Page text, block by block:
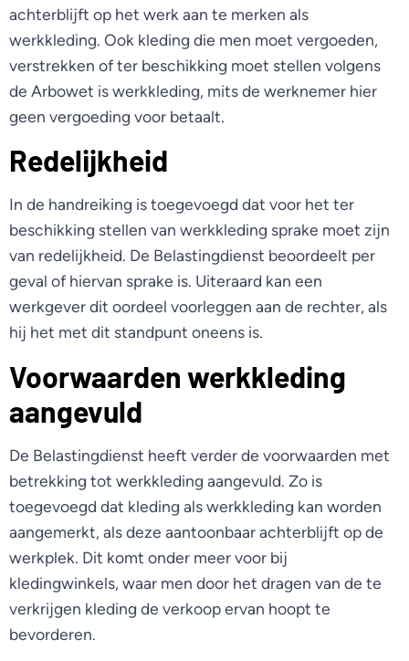
achterblijft op het werk aan te merken als
werkkleding. Ook kleding die men moet vergoeden,
verstrekken of ter beschikking moet stellen volgens
de Arbowet is werkkleding, mits de werknemer hier
geen vergoeding voor betaalt.
Redelijkheid
In de handreiking is toegevoegd dat voor het ter
beschikking stellen van werkkleding sprake moet zijn
van redelijkheid. De Belastingdienst beoordeelt per
geval of hiervan sprake is. Uiteraard kan een
werkgever dit oordeel voorleggen aan de rechter, als
hij het met dit standpunt oneens is.
Voorwaarden werkkleding
aangevuld
De Belastingdienst heeft verder de voorwaarden met
betrekking tot werkkleding aangevuld. Zo is
toegevoegd dat kleding als werkkleding kan worden
aangemerkt, als deze aantoonbaar achterblijft op de
werkplek. Dit komt onder meer voor bij
kledingwinkels, waar men door het dragen van de te
verkrijgen kleding de verkoop ervan hoopt te
bevorderen.